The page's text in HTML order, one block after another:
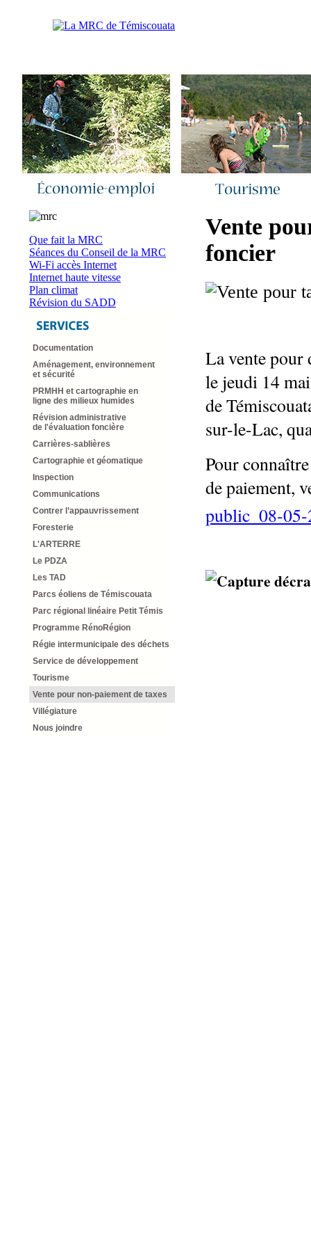
Que fait la MRC
Séances du Conseil de la MRC
Wi-Fi accès Internet
Internet haute vitesse
Plan climat
Révision du SADD
Documentation
Aménagement, environnement
et sécurité
PRMHH et cartographie en
ligne des milieux humides
Révision administrative
de l'évaluation foncière
Carrières-sablières
Cartographie et géomatique
Inspection
Communications
Contrer l’appauvrissement
Foresterie
L'ARTERRE
Le PDZA
Les TAD
Parcs éoliens de Témiscouata
Parc régional linéaire Petit Témis
Programme RénoRégion
Régie intermunicipale des déchets
Service de développement
Tourisme
Vente pour non-paiement de taxes
Villégiature
Nous joindre
Vente
foncier
La vente pour
le jeudi 14
de
sur-le-Lac,
Pour
de paiement,
public_08-